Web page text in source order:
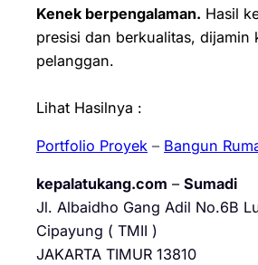
Kenek berpengalaman. Hasil
presisi dan berkualitas, dijamin
pelanggan.
Lihat Hasilnya :
Portfolio Proyek – Bangun
kepalatukang.com – Sumadi
Jl. Albaidho Gang Adil No.6B
Cipayung ( TMII )
JAKARTA TIMUR 13810